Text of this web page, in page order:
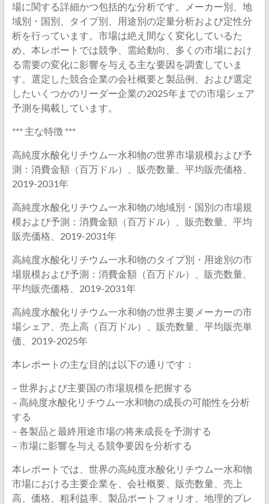
場に関する詳細かつ包括的な分析です。メーカー別、地
域別・国別、タイプ別、用途別の定量分析および定性分
析を行っています。市場は絶え間なく変化しているた
め、本レポートでは競争、需給動向、多くの市場におけ
る需要の変化に影響を与える主な要因を調査していま
す。選定した競合企業の会社概要と製品例、および選定
したいくつかのリーダー企業の2025年までの市場シェア
予測を掲載しています。
*** 主な特徴 ***
高純度水酸化リチウム一水和物の世界市場規模および予
測：消費金額（百万ドル）、販売数量、平均販売価格、
2019-2031年
高純度水酸化リチウム一水和物の地域別・国別の市場規
模および予測：消費金額（百万ドル）、販売数量、平均
販売価格、2019-2031年
高純度水酸化リチウム一水和物のタイプ別・用途別の市
場規模および予測：消費金額（百万ドル）、販売数量、
平均販売価格、2019-2031年
高純度水酸化リチウム一水和物の世界主要メーカーの市
場シェア、売上高（百万ドル）、販売数量、平均販売単
価、2019-2025年
本レポートの主な目的は以下の通りです：
– 世界および主要国の市場規模を把握する
– 高純度水酸化リチウム一水和物の成長の可能性を分析
する
– 各製品と最終用途市場の将来成長を予測する
– 市場に影響を与える競争要因を分析する
本レポートでは、世界の高純度水酸化リチウム一水和物
市場における主要企業を、会社概要、販売数量、売上
高、価格、粗利益率、製品ポートフォリオ、地理的プレ